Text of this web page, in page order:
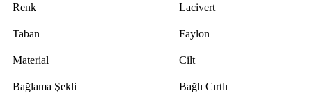
Renk Lacivert
Taban Faylon
Material Cilt
Bağlama Şekli Bağlı Cırtlı